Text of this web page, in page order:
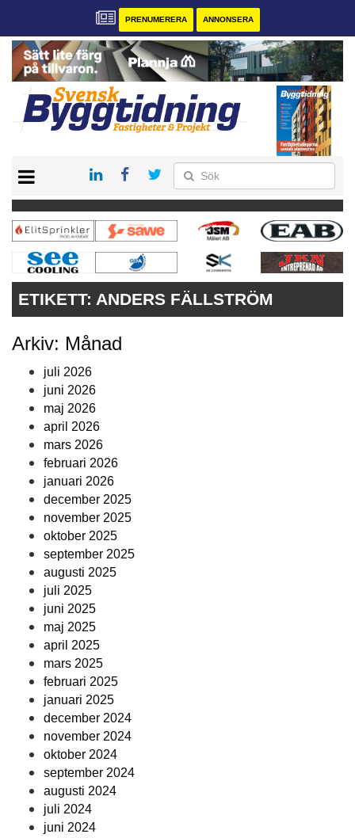
PRENUMERERA ANNONSERA
PRENUMERERA
VÅRA ANDRA MAGASIN
ANNONSERA
KONTAKT
ETIKETT: ANDERS FÄLLSTRÖM
Arkiv: Månad
juli 2026
juni 2026
maj 2026
april 2026
mars 2026
februari 2026
januari 2026
december 2025
november 2025
oktober 2025
september 2025
augusti 2025
juli 2025
juni 2025
maj 2025
april 2025
mars 2025
februari 2025
januari 2025
december 2024
november 2024
oktober 2024
september 2024
augusti 2024
juli 2024
juni 2024